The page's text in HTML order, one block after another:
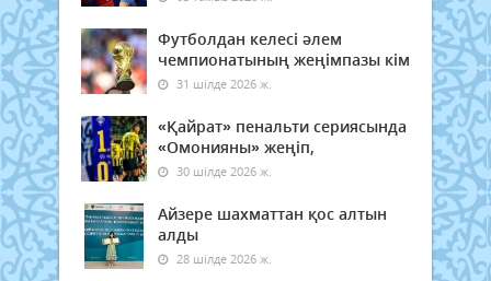
Футболдан келесі әлем
чемпионатының жеңімпазы кім
31 шілде 2026 ж.
«Қайрат» пенальти сериясында
«Омонияны» жеңіп,
30 шілде 2026 ж.
Айзере шахматтан қос алтын
алды
28 шілде 2026 ж.